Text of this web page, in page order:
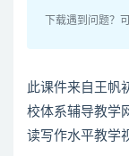
下载遇到问题？
此课件来自王帆
校体系辅导教学
读写作水平教学